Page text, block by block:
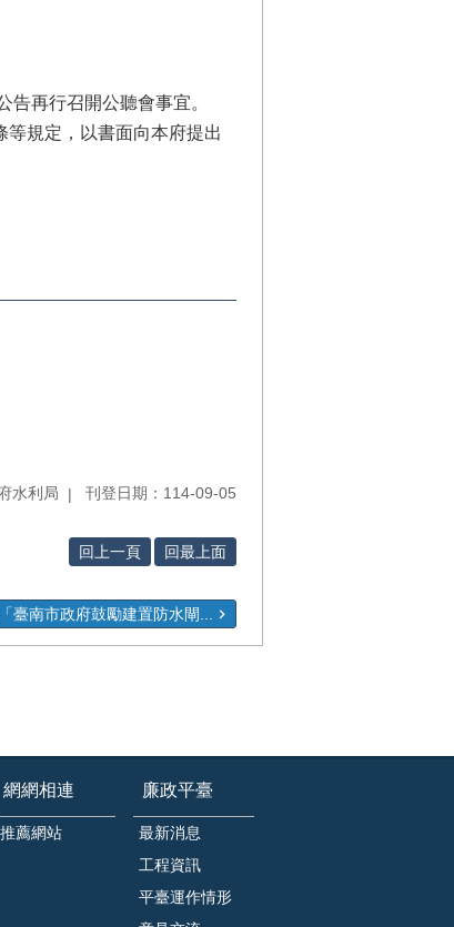
再行召開公聽會事宜。
規定，以書面向本府提出
水利局 刊登日期：114-09-05
回上一頁 回最上面
臺南市政府鼓勵建置防水閘...
網網相連
推薦網站
廉政平臺
最新消息
工程資訊
平臺運作情形